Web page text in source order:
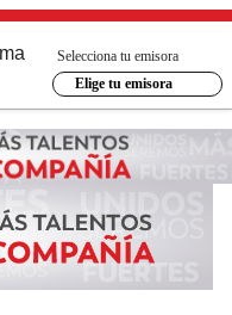
Selecciona tu emisora
Elige tu emisora